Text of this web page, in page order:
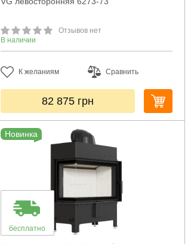
Отзывов нет
В наличии
К желаниям Сравнить
82 875 грн
Новинка
бесплатно